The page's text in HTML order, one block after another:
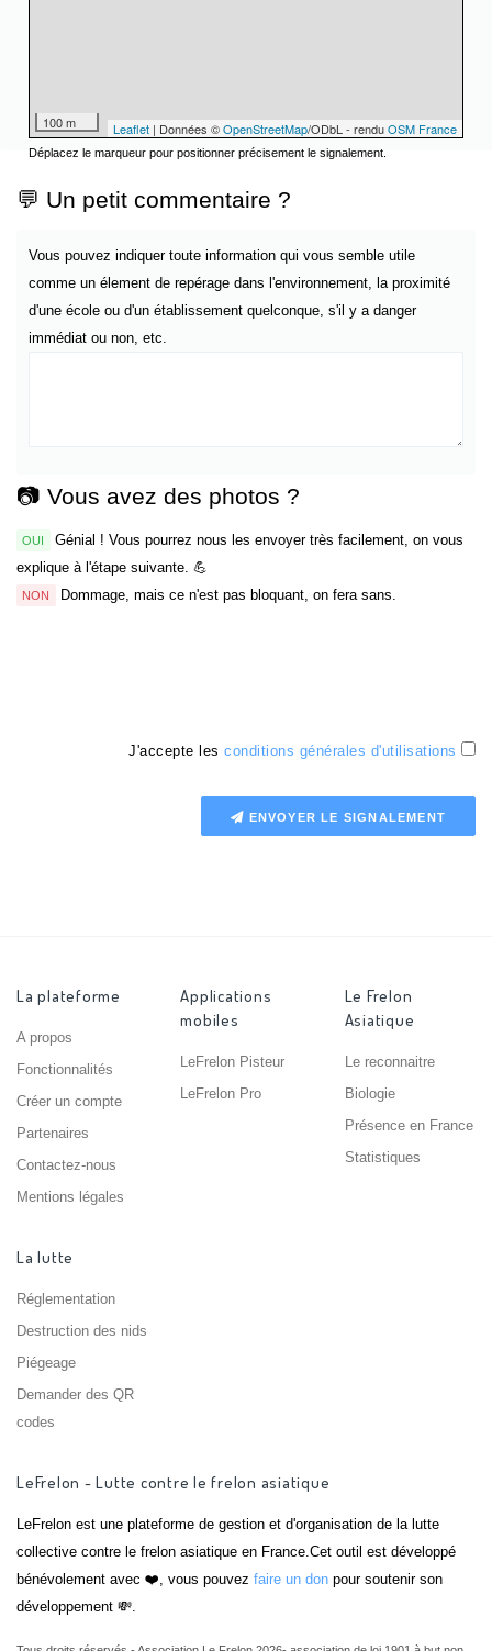
100 m Leaflet | Données ©OpenStreetMap/ODbL - renduOSM France
Déplacez le marqueur pour positionner précisement le signalement.
💬 Un petit commentaire ?
Vous pouvez indiquer toute information qui vous semble utile
comme un élement de repérage dans l'environnement, la proximité
d'une école ou d'un établissement quelconque, s'il y a danger
immédiat ou non, etc.
📷 Vous avez des photos ?
OUI
Génial ! Vous pourrez nous les envoyer très facilement, on vous
explique à l'étape suivante. 💪
NON Dommage, mais ce n'est pas bloquant, on fera sans.
J'accepte les conditions générales d'utilisations
ENVOYER LE SIGNALEMENT
La plateforme
A propos
Fonctionnalités
Créer un compte
Partenaires
Contactez-nous
Mentions légales
Applications
mobiles
LeFrelon Pisteur
LeFrelon Pro
Le Frelon
Asiatique
Le reconnaitre
Biologie
Présence en France
Statistiques
La lutte
Réglementation
Destruction des nids
Piégeage
Demander des QR
codes
LeFrelon - Lutte contre le frelon asiatique
LeFrelon est une plateforme de gestion et d'organisation de la lutte
collective contre le frelon asiatique en France.Cet outil est développé
bénévolement avec ❤️, vous pouvez faire un don pour soutenir son
développement 💸.